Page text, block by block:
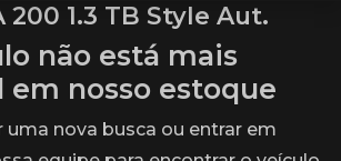
200 1.3 TB Style Aut.
não está mais
em nosso estoque
uma nova busca ou entrar em